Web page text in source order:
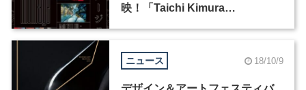
映！「Taichi Kimura
ニュース 18/10/9